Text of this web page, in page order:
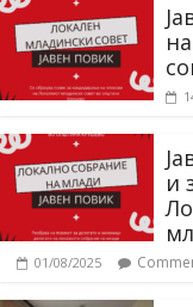
и
01/08/2025